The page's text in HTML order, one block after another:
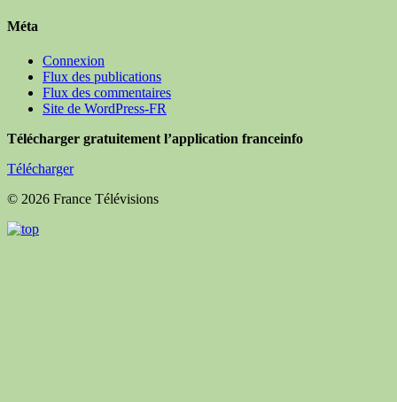
Méta
Connexion
Flux des publications
Flux des commentaires
Site de WordPress-FR
Télécharger gratuitement l’application franceinfo
Télécharger
© 2026 France Télévisions